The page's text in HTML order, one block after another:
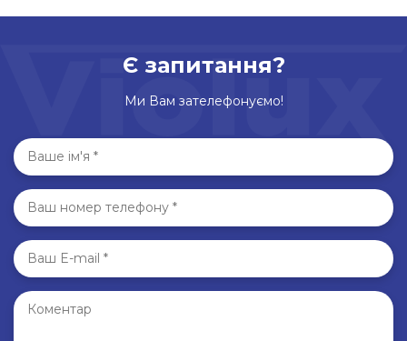
Є запитання?
Ми Вам зателефонуємо!